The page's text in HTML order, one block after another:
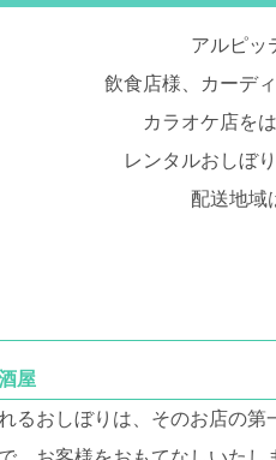
アルピッ
飲食店様、カーデ
カラオケ店を
レンタルおしぼ
配送地域
屋
るおしぼりは、そのお店の第